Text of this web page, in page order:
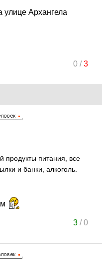
улице Архангела
0/3
продукты питания, все
и банки, алкоголь.
3/0